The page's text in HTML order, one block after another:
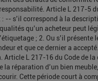
Article L 217-5
-- s’il correspond à la
qu’un acheteur
; 2. Ou s’il
et que ce dernier a
L 217-16 du Code de
réparation d’un bien
Cette période court à